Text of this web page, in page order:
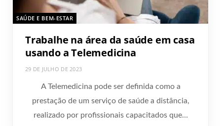
SAÚDE E BEM-ESTAR
Trabalhe na área da saúde em casa
usando a Telemedicina
29 DE JULHO DE 2023
A Telemedicina pode ser definida como a
prestação de um serviço de saúde a distância,
realizado por profissionais capacitados que…